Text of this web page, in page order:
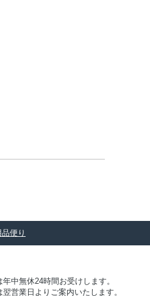
便り
中無休24時間お受けします。
営業日よりご案内いたします。